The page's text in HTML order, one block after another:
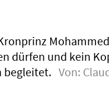
dürfen und kein
begleitet. Von: